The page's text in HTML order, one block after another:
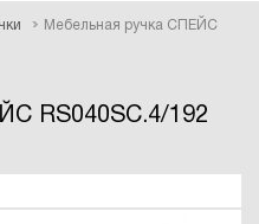
Мебельная ручка СПЕЙС
RS040SC.4/192